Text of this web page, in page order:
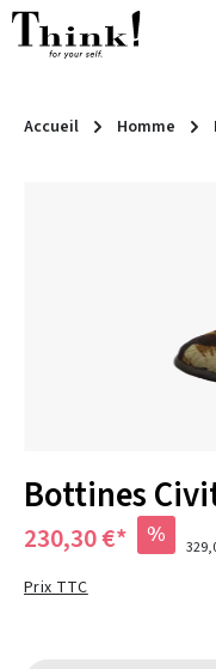
Passer au contenu principal
Accueil Homme
Bottines
230,30 €* %
Prix TTC